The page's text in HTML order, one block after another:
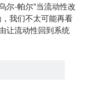
尔-帕尔”当流动性改
我们不太可能再看
让流动性回到系统